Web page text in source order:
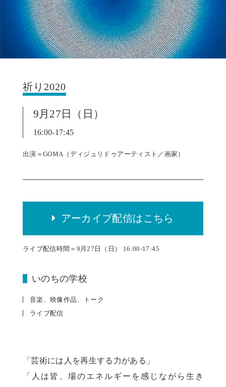
祈り2020
9月27日（日）
16:00-17:45
出演＝GOMA（ディジュリドゥアーティスト／画家）
アーカイブ配信はこちら
ライブ配信時間＝9月27日（日） 16:00-17:45
いのちの学校
音楽、映像作品、トーク
ライブ配信
「芸術には人を再生する力がある」
「人は皆、場のエネルギーを感じながら生き